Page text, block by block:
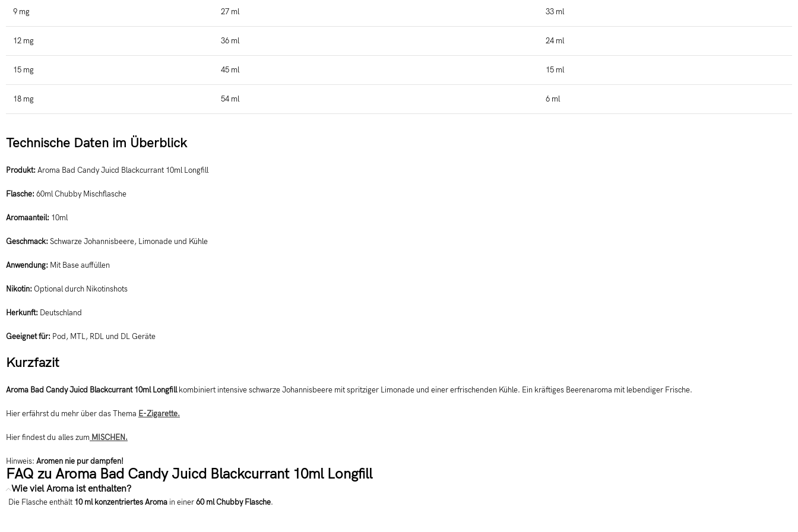
9 mg 27 ml 33 ml
12 mg 36 ml 24 ml
15 mg 45 ml 15 ml
18 mg 54 ml 6 ml
Technische Daten im Überblick
Produkt: Aroma Bad Candy Juicd Blackcurrant 10ml Longfill
Flasche: 60ml Chubby Mischflasche
Aromaanteil: 10ml
Geschmack: Schwarze Johannisbeere, Limonade und Kühle
Anwendung: Mit Base auffüllen
Nikotin: Optional durch Nikotinshots
Herkunft: Deutschland
Geeignet für: Pod, MTL, RDL und DL Geräte
Kurzfazit
Aroma Bad Candy Juicd Blackcurrant 10ml Longfillkombiniert intensive schwarze Johannisbeere mit spritziger Limonade und einer erfrischenden Kühle. Ein kräftiges Beerenaroma mit lebendiger Frische.
Hier erfährst du mehr über das Thema E-Zigarette.
Hier findest du alles zum MISCHEN.
Hinweis: Aromen nie pur dampfen!
FAQ zu Aroma Bad Candy Juicd Blackcurrant 10ml Longfill
Wie viel Aroma ist enthalten?
Die Flasche enthält 10 ml konzentriertes Aroma in einer60 ml Chubby Flasche.